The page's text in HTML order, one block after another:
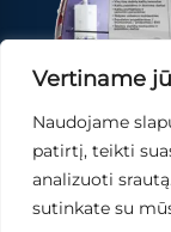
Vertiname
Naudojame
patirtį, teikti
analizuoti
sutinkate su
Registruotis